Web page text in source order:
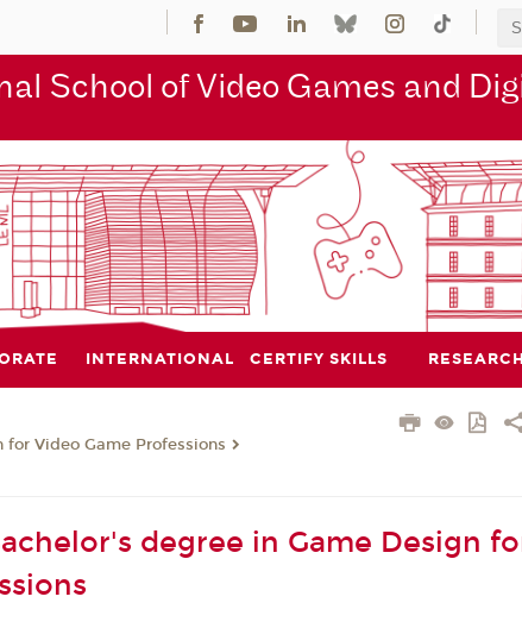
School of Video Games and
INTERNATIONAL CERTIFY SKILLS RESEARCH
Video Game Professions
degree in Game Design